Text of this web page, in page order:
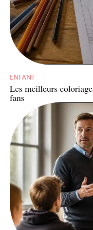
ENFANT
Les meilleurs
fans